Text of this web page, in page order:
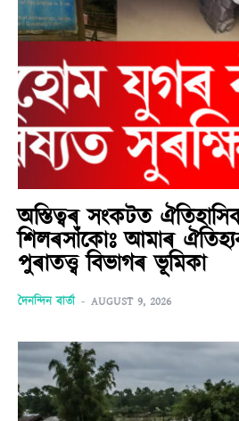
অস্তিত্বৰ সংকটত
শিলৰসাঁকোঃ আমাৰ
পুৰাতত্ত্ব বিভাগৰ ভূমিকা
দৈনন্দিন বাৰ্তা - AUGUST 9, 2026